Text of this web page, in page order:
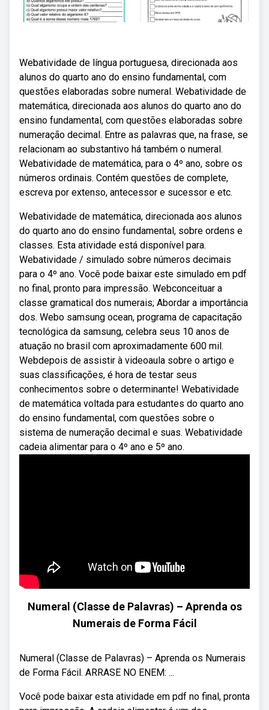
Webatividade de língua portuguesa, direcionada aos
alunos do quarto ano do ensino fundamental, com
questões elaboradas sobre numeral. Webatividade de
matemática, direcionada aos alunos do quarto ano do
ensino fundamental, com questões elaboradas sobre
numeração decimal. Entre as palavras que, na frase, se
relacionam ao substantivo há também o numeral.
Webatividade de matemática, para o 4º ano, sobre os
números ordinais. Contém questões de complete,
escreva por extenso, antecessor e sucessor e etc.
Webatividade de matemática, direcionada aos alunos
do quarto ano do ensino fundamental, sobre ordens e
classes. Esta atividade está disponível para.
Webatividade / simulado sobre números decimais
para o 4º ano. Você pode baixar este simulado em pdf
no final, pronto para impressão. Webconceituar a
classe gramatical dos numerais; Abordar a importância
dos. Webo samsung ocean, programa de capacitação
tecnológica da samsung, celebra seus 10 anos de
atuação no brasil com aproximadamente 600 mil.
Webdepois de assistir à videoaula sobre o artigo e
suas classificações, é hora de testar seus
conhecimentos sobre o determinante! Webatividade
de matemática voltada para estudantes do quarto ano
do ensino fundamental, com questões sobre o
sistema de numeração decimal e suas. Webatividade
cadeia alimentar para o 4º ano e 5º ano.
Numeral (Classe de Palavras) – Aprenda os
Numerais de Forma Fácil
Numeral (Classe de Palavras) – Aprenda os Numerais
de Forma Fácil. ARRASE NO ENEM: ...
Você pode baixar esta atividade em pdf no final, pronta